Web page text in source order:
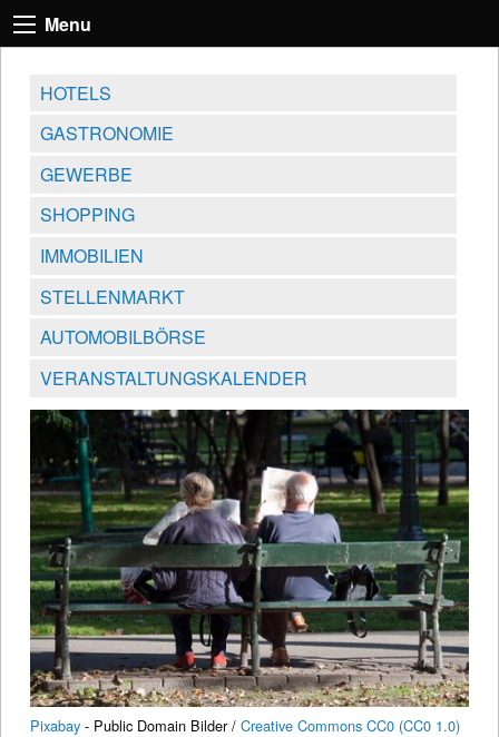
Menu
HOTELS
GASTRONOMIE
GEWERBE
SHOPPING
IMMOBILIEN
STELLENMARKT
AUTOMOBILBÖRSE
VERANSTALTUNGSKALENDER
Pixabay - Public Domain Bilder / Creative Commons CC0 (CC0 1.0)